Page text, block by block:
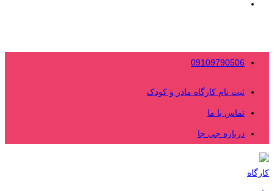
09109790506
ثبت نام کارگاه مادر و کودک
تماس با ما
درباره جی جا